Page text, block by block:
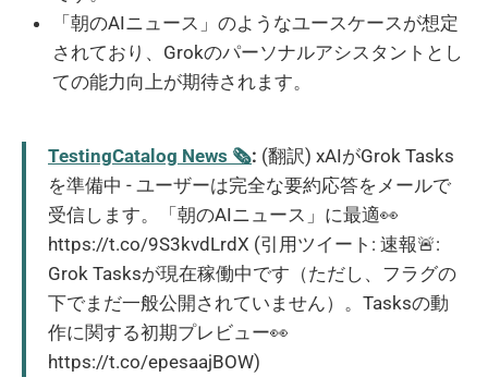
「朝のAIニュース」のようなユースケースが想定
されており、Grokのパーソナルアシスタントとし
ての能力向上が期待されます。
TestingCatalog News 🗞: (翻訳) xAIがGrok Tasks
を準備中 - ユーザーは完全な要約応答をメールで
受信します。「朝のAIニュース」に最適👀
https://t.co/9S3kvdLrdX (引用ツイート: 速報🚨:
Grok Tasksが現在稼働中です（ただし、フラグの
下でまだ一般公開されていません）。Tasksの動
作に関する初期プレビュー👀
https://t.co/epesaajBOW)